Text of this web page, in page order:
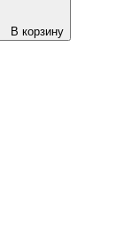
В корзину